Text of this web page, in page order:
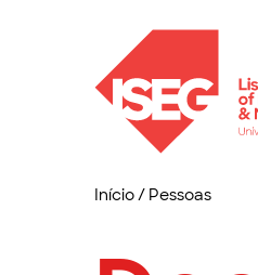
Início/ Pessoas